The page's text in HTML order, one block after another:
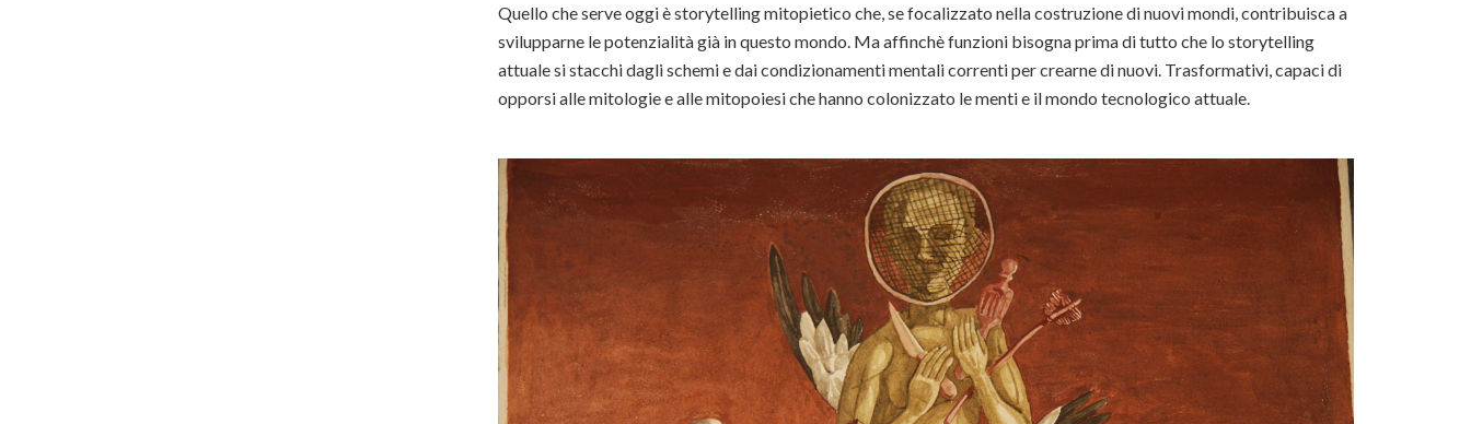
Quello che serve oggi è storytelling mitopietico che, se focalizzato nella costruzione di nuovi mondi, contribuisca a
svilupparne le potenzialità già in questo mondo. Ma affinchè funzioni bisogna prima di tutto che lo storytelling
attuale si stacchi dagli schemi e dai condizionamenti mentali correnti per crearne di nuovi. Trasformativi, capaci di
opporsi alle mitologie e alle mitopoiesi che hanno colonizzato le menti e il mondo tecnologico attuale.